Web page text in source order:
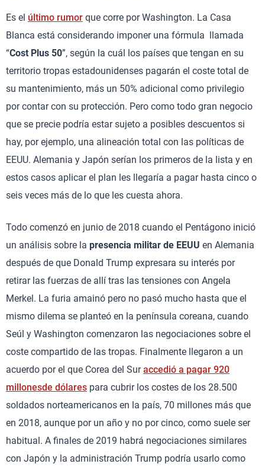
Es el último rumor que corre por Washington. La Casa
Blanca está considerando imponer una fórmula llamada
“Cost Plus 50”, según la cuál los países que tengan en su
territorio tropas estadounidenses pagarán el coste total de
su mantenimiento, más un 50% adicional como privilegio
por contar con su protección. Pero como todo gran negocio
que se precie podría estar sujeto a posibles descuentos si
hay, por ejemplo, una alineación total con las políticas de
EEUU. Alemania y Japón serían los primeros de la lista y en
estos casos aplicar el plan les llegaría a pagar hasta cinco o
seis veces más de lo que les cuesta ahora.
Todo comenzó en junio de 2018 cuando el Pentágono inició
un análisis sobre la presencia militar de EEUU en Alemania
después de que Donald Trump expresara su interés por
retirar las fuerzas de allí tras las tensiones con Angela
Merkel. La furia amainó pero no pasó mucho hasta que el
mismo dilema se planteó en la península coreana, cuando
Seúl y Washington comenzaron las negociaciones sobre el
coste compartido de las tropas. Finalmente llegaron a un
acuerdo por el que Corea del Suraccedió a pagar 920
millonesde dólares para cubrir los costes de los 28.500
soldados norteamericanos en la país, 70 millones más que
en 2018, aunque por un año y no por cinco, como suele ser
habitual. A finales de 2019 habrá negociaciones similares
con Japón y la administración Trump podría usarlo como